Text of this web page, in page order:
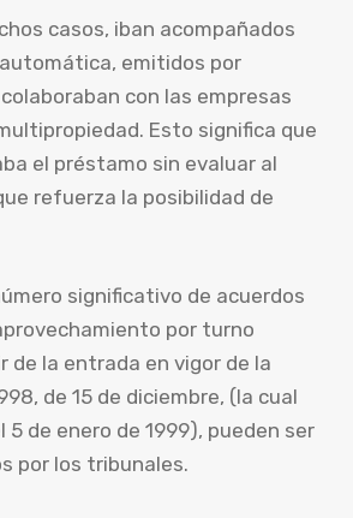
casos, iban acompañados
emitidos por
con las empresas
Esto significa que
el préstamo sin evaluar al
refuerza la posibilidad de
significativo de acuerdos
por turno
de la entrada en vigor de la
de 15 de diciembre, (la cual
5 de enero de 1999), pueden ser
por los tribunales.